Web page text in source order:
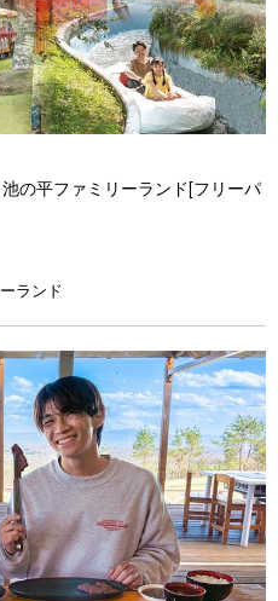
の平ファミリーランド[フリーパ
ランド